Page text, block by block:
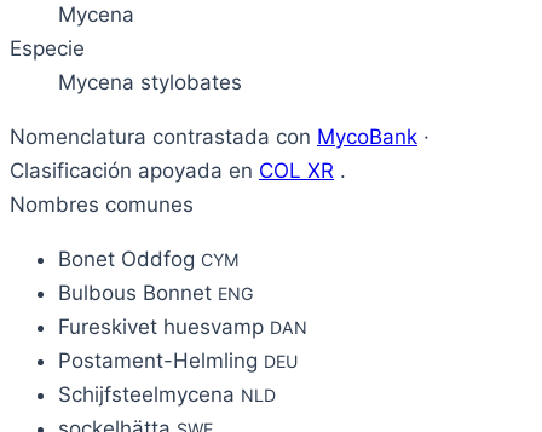
Mycena
Especie
Mycena stylobates
Nomenclatura contrastada con MycoBank ·
Clasificación apoyada en COL XR .
Nombres comunes
Bonet Oddfog CYM
Bulbous Bonnet ENG
Fureskivet huesvamp DAN
Postament-Helmling DEU
Schijfsteelmycena NLD